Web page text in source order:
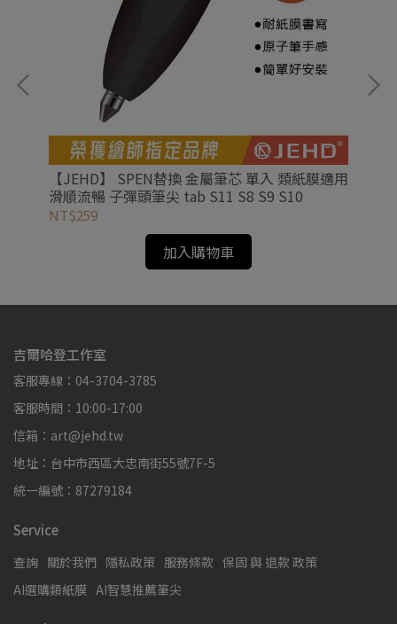
【JEHD】 SPEN替換 金屬筆芯 單入 類紙膜適用
滑順流暢 子彈頭筆尖 tab S11 S8 S9 S10
NT$259
加入購物車
吉爾哈登工作室
客服專線：04-3704-3785
客服時間：10:00-17:00
信箱：art@jehd.tw
地址：台中市西區大忠南街55號7F-5
統一編號：87279184
Service
查詢 關於我們 隱私政策 服務條款 保固 與 退款 政策
AI選購類紙膜 AI智慧推薦筆尖